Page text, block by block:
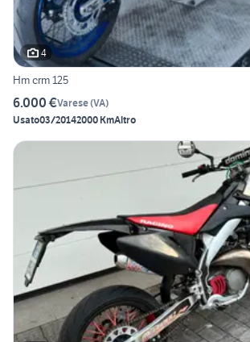
4
Hm crm 125
6.000 €Varese(VA)
Usato03/20142000 KmAltro